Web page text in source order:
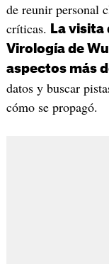
de reunir personal
críticas.
La visita
Virología de
aspectos más
datos y buscar
cómo se propagó.